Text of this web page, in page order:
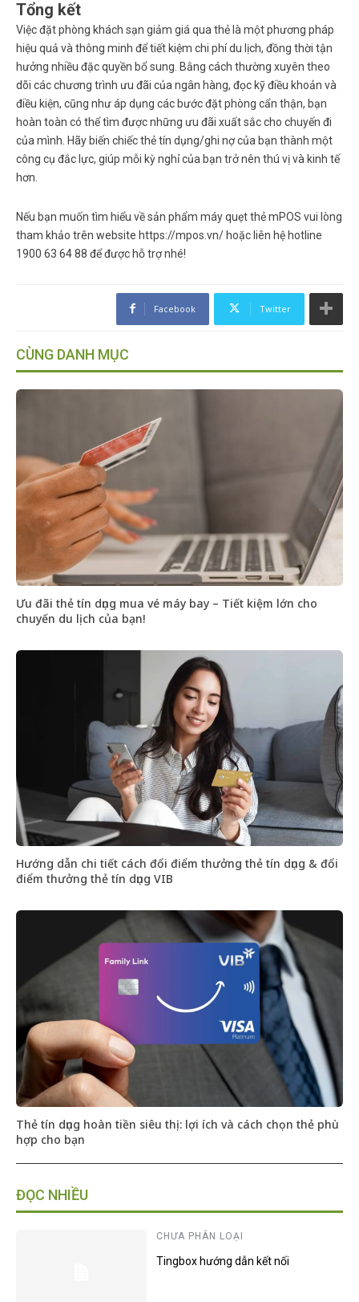
Tổng kết
Việcđặt phòng khách sạn giảm giá qua thẻ là một phương pháp
hiệu quả và thông minh để tiết kiệm chi phí du lịch, đồng thời tận
hưởng nhiều đặc quyền bổ sung. Bằng cách thường xuyên theo
dõi các chương trình ưu đãi của ngân hàng, đọc kỹ điều khoản và
điều kiện, cũng như áp dụng các bước đặt phòng cẩn thận, bạn
hoàn toàn có thể tìm được những ưu đãi xuất sắc cho chuyến đi
của mình. Hãy biến chiếc thẻ tín dụng/ghi nợ của bạn thành một
công cụ đắc lực, giúp mỗi kỳ nghỉ của bạn trở nên thú vị và kinh tế
hơn.
Nếu bạn muốn tìm hiểu về sản phẩm máy quẹt thẻ mPOS vui lòng
tham khảo trên website https://mpos.vn/ hoặc liên hệ hotline
1900 63 64 88 để được hỗ trợ nhé!
Facebook Twitter
CÙNG DANH MỤC
Ưu đãi thẻ tín dụng mua vé máy bay – Tiết kiệm lớn cho
chuyến du lịch của bạn!
Hướng dẫn chi tiết cách đổi điểm thưởng thẻ tín dụng & đổi
điểm thưởng thẻ tín dụng VIB
Thẻ tín dụng hoàn tiền siêu thị: lợi ích và cách chọn thẻ phù
hợp cho bạn
ĐỌC NHIỀU
CHƯA PHÂN LOẠI
Tingbox hướng dẫn kết nối